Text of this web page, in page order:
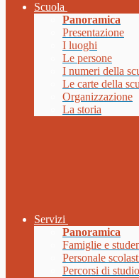
Scuola
Panoramica
Presentazione
I luoghi
Le persone
I numeri della
Le carte della
Organizzazione
La storia
Servizi
Panoramica
Famiglie e
Personale
Percorsi di studio